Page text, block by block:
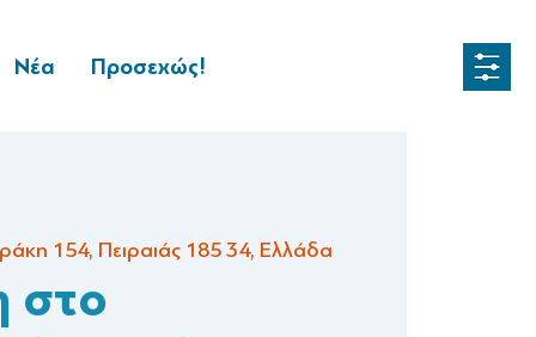
Νέα Προσεχώς!
154, Πειραιάς 185 34, Ελλάδα
στο